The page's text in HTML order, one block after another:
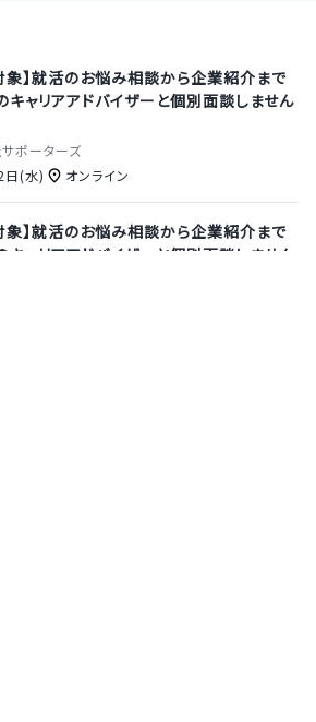
象】就活のお悩み相談から企業紹介まで
ャリアアドバイザーと個別面談しません
ポーターズ
日(水)
オンライン
象】就活のお悩み相談から企業紹介まで
キャリアアドバイザーと個別面談しません